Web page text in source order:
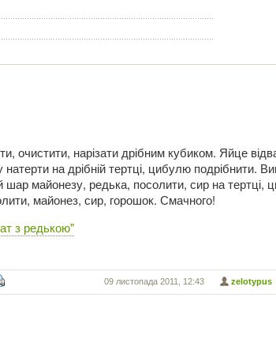
очистити, нарізати дрібним кубиком. Яйце
на дрібній тертці, цибулю подрібнити.
майонезу, редька, посолити, сир на тертці,
майонез, сир, горошок. Смачного!
з редькою"
zelotypus
09 листопада 2011, 12:43